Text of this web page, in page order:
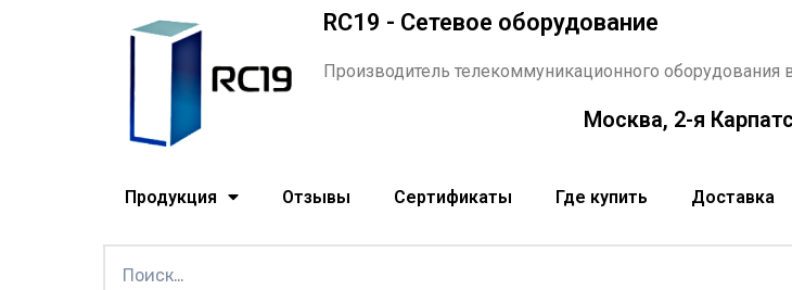
RC19 - Сетевое оборудование
Производитель телекоммуникационного оборудования
Москва, 2-я
Продукция Отзывы Сертификаты Где купить Доставка